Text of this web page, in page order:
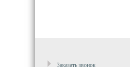
Заказать звонок